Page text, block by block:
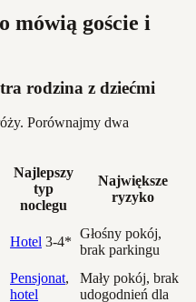
mówią goście i
rodzina z dziećmi
Porównajmy dwa
Najlepszy
typ
noclegu
Największe
ryzyko
Hotel 3-4*
Głośny pokój,
brak parkingu
Pensjonat,
hotel
Mały pokój, brak
udogodnień dla